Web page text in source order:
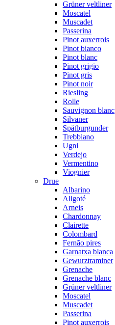
Grüner veltliner
Moscatel
Muscadet
Passerina
Pinot auxerrois
Pinot bianco
Pinot blanc
Pinot grigio
Pinot gris
Pinot noir
Riesling
Rolle
Sauvignon blanc
Silvaner
Spätburgunder
Trebbiano
Ugni
Verdejo
Vermentino
Viognier
Drue
Albarino
Aligoté
Arneis
Chardonnay
Clairette
Colombard
Fernão pires
Garnatxa blanca
Gewurztraminer
Grenache
Grenache blanc
Grüner veltliner
Moscatel
Muscadet
Passerina
Pinot auxerrois